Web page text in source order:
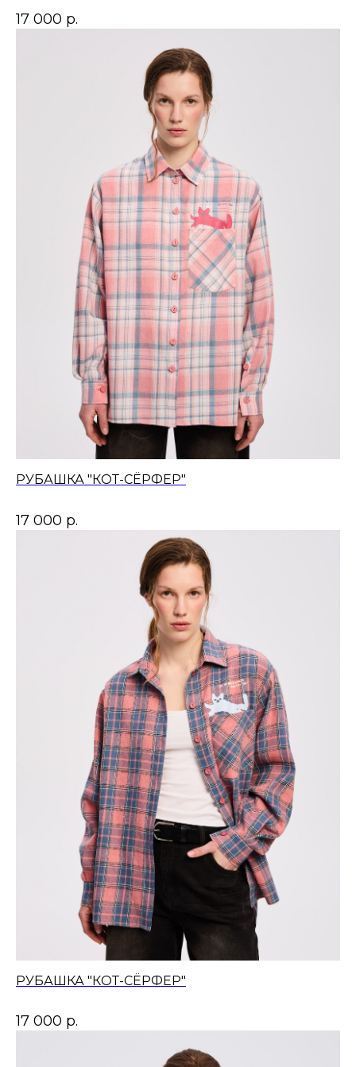
17 000 р.
РУБАШКА "КОТ-СЁРФЕР"
17 000 р.
РУБАШКА "КОТ-СЁРФЕР"
17 000 р.